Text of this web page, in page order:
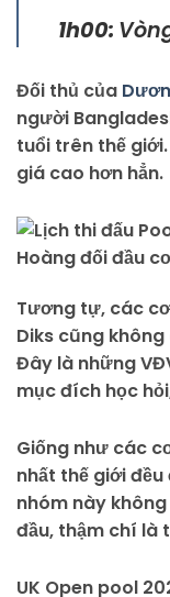
1h00:
Đối thủ của
người
tuổi trên thế
giá cao hơn hẳn.
Tương tự, các
Diks cũng
Đây là những
mục đích học
Giống như các
nhất thế giới
nhóm này
đầu, thậm chí là
UK Open pool